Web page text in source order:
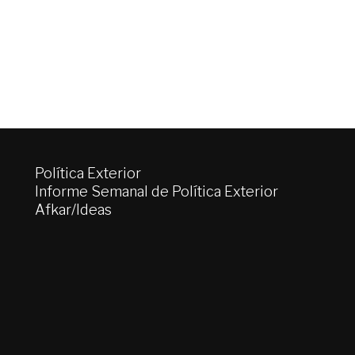
Política Exterior
Informe Semanal de Política Exterior
Afkar/Ideas